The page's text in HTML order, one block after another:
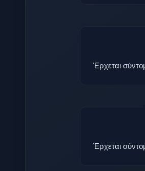
Έρχεται
Έρχεται